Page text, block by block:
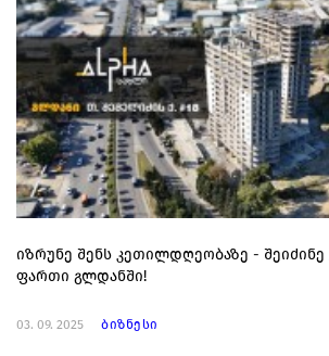
იზრუნე შენს კეთილდღეობაზე -
ფართი გლდანში!
03. 09. 2025 ბიზნესი